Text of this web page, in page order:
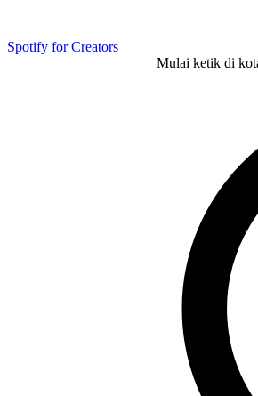
Spotify for Creators
Mulai ketik di